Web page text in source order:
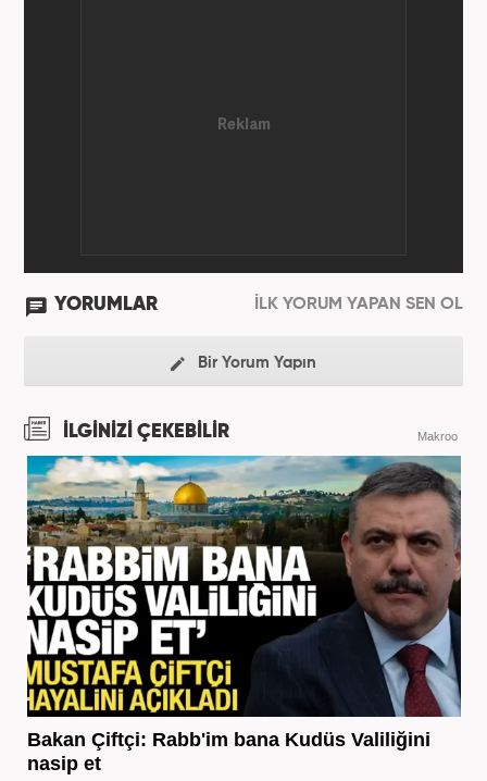
YORUMLAR İLK YORUM YAPAN SEN OL
Bir Yorum Yapın
İLGİNİZİ ÇEKEBİLİR Makroo
Bakan Çiftçi: Rabb'im bana Kudüs Valiliğini
nasip et